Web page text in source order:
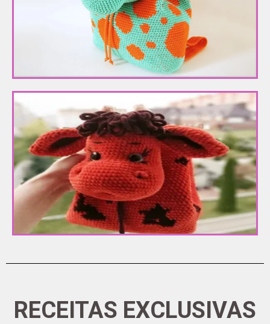
RECEITAS EXCLUSIVAS